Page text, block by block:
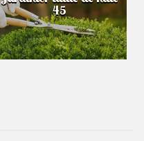
45